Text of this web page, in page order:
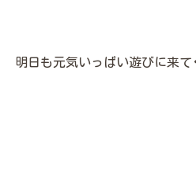
明日も元気いっぱい遊びに来